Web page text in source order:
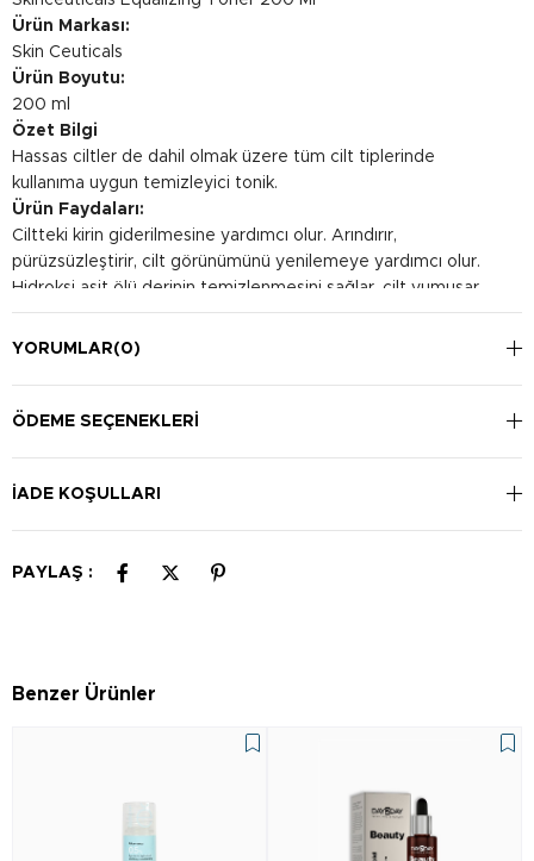
Ürün Markası:
Skin Ceuticals
Ürün Boyutu:
200 ml
Özet Bilgi
Hassas ciltler de dahil olmak üzere tüm cilt tiplerinde
kullanıma uygun temizleyici tonik.
Ürün Faydaları:
Ciltteki kirin giderilmesine yardımcı olur. Arındırır,
pürüzsüzleştirir, cilt görünümünü yenilemeye yardımcı olur.
Hidroksi asit ölü derinin temizlenmesini sağlar, cilt yumuşar,
pürüzsüzleşir, cilt tonu eşitlenir.
Kullanım Şekli:
boynunuza ve dekolte bölgenize uygulayın.
YORUMLAR(0)
ÖDEME SEÇENEKLERI
İADE KOŞULLARI
PAYLAŞ :
Benzer Ürünler